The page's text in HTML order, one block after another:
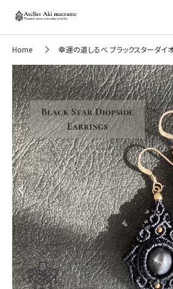
Home 幸運の道しるべ ブラックスターダイ
Previous